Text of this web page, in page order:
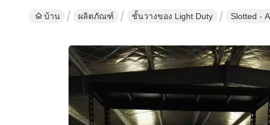
บ้าน ผลิตภัณฑ์ ชั้นวางของ Light Duty Slotted -